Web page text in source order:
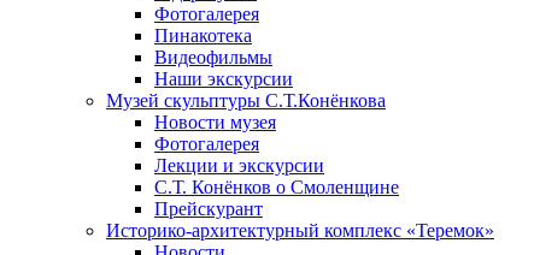
Фотогалерея
Пинакотека
Видеофильмы
Наши экскурсии
Музей скульптуры С.Т.Конёнкова
Новости музея
Фотогалерея
Лекции и экскурсии
С.Т. Конёнков о Смоленщине
Прейскурант
Историко-архитектурный комплекс «Теремок»